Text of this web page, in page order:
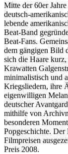
Mitte der 60er
deutsch-
lebende
Beat-Band
Beat-Fans.
dem gängigen Bild
sich die Haare
Krawatten
minimalistisch und
Kriegsliedern, ihre
eigenwilligen
deutscher
mithilfe von
besonderen
Popgeschichte.
Filmpreisen
Preis 2008.